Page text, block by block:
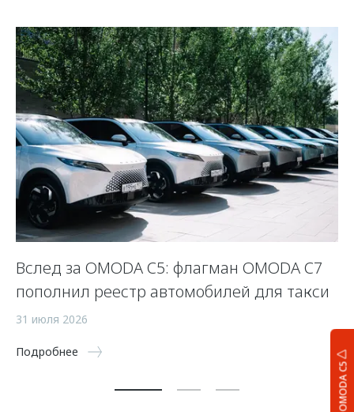
OMODA C5
Вслед за OMODA C5: флагман OMODA C7
пополнил реестр автомобилей для такси
31 июля 2026
Подробнее